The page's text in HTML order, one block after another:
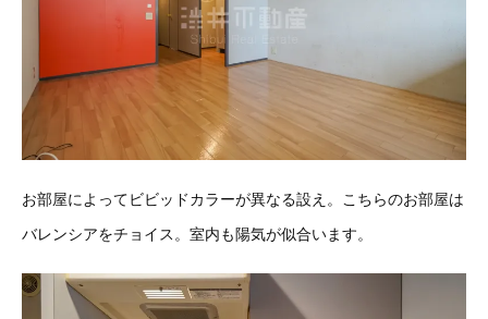
お部屋によってビビッドカラーが異なる設え。こちらのお部屋は
バレンシアをチョイス。室内も陽気が似合います。